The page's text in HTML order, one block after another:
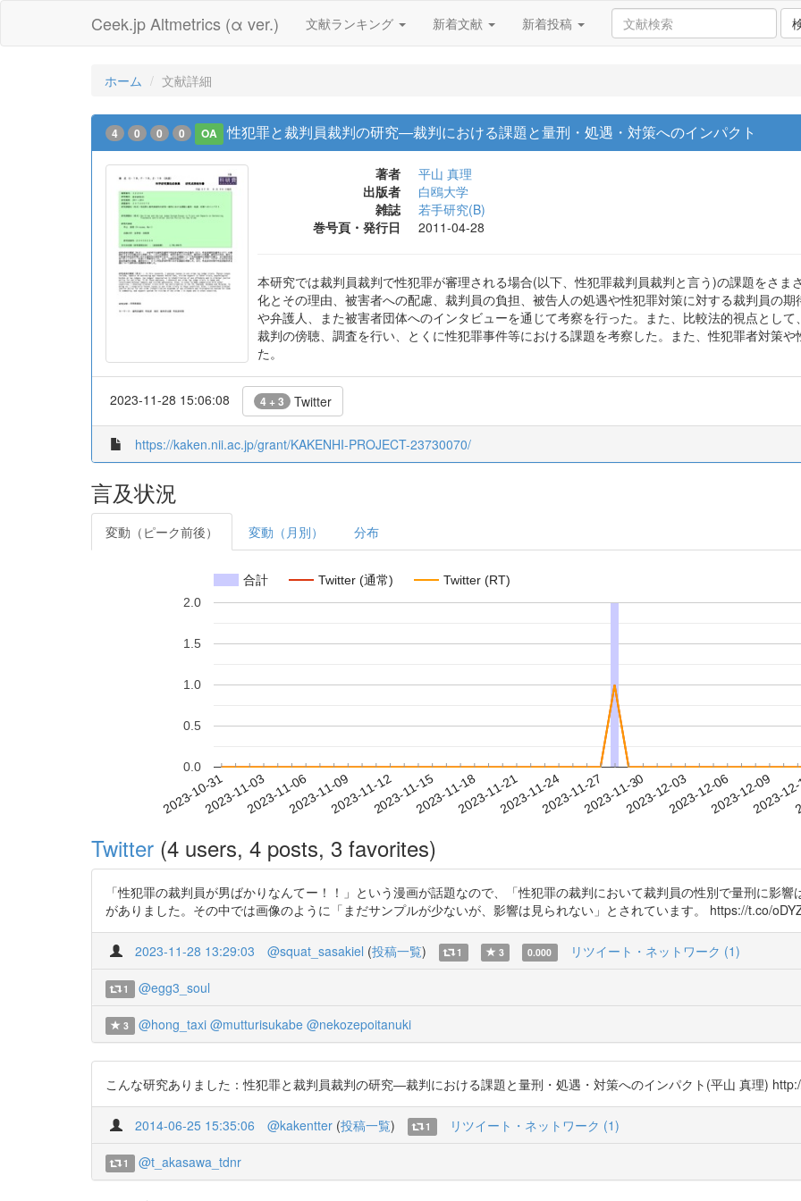
Ceek.jp Altmetrics (α ver.) 文献ランキング 新着文献 新着投稿
ホーム 文献詳細
4 0 0 0 OA 性犯罪と裁判員裁判の研究―裁判における課題と量刑・処遇・対策へのインパクト
著者
平山 真理
出版者
白鴎大学
雑誌
若手研究(B)
巻号頁・発行日
2011-04-28
本研究では裁判員裁判で性犯罪が審理される場合(以下、性犯罪裁判員裁判と言う)の課題をさ
化とその理由、被害者への配慮、裁判員の負担、被告人の処遇や性犯罪対策に対する裁判員の
や弁護人、また被害者団体へのインタビューを通じて考察を行った。また、比較法的視点とし
裁判の傍聴、調査を行い、とくに性犯罪事件等における課題を考察した。また、性犯罪者対策
た。
2023-11-28 15:06:08 4 + 3 Twitter
https://kaken.nii.ac.jp/grant/KAKENHI-PROJECT-23730070/
言及状況
変動（ピーク前後） 変動（月別） 分布
合計 Twitter (通常) Twitter (RT)
2023-10-312023-11-032023-11-062023-11-092023-11-122023-11-152023-11-182023-11-212023-11-242023-11-272023-11-302023-12-032023-12-062023-12-09
2023-
0.0
0.5
1.0
1.5
2.0
Twitter (4 users, 4 posts, 3 favorites)
「性犯罪の裁判員が男ばかりなんてー！！」という漫画が話題なので、「性犯罪の裁判において裁判員の性別で量刑に影
がありました。その中では画像のように「まだサンプルが少ないが、影響は見られない」とされています。 https://t.co/
2023-11-28 13:29:03 @squat_sasakiel (投稿一覧) 1 3 0.000 リツイート・ネットワーク (1)
1 @egg3_soul
3 @hong_taxi @mutturisukabe @nekozepoitanuki
こんな研究ありました：性犯罪と裁判員裁判の研究―裁判における課題と量刑・処遇・対策へのインパクト(平山 真理)
2014-06-25 15:35:06 @kakentter (投稿一覧) 1 リツイート・ネットワーク (1)
1 @t_akasawa_tdnr